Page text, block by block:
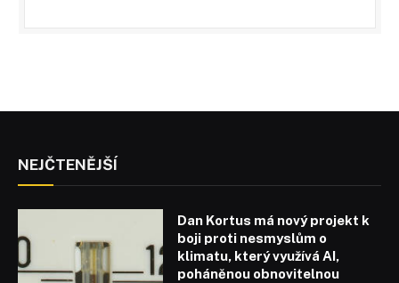
NEJČTENĚJŠÍ
Dan Kortus má nový projekt k
boji proti nesmyslům o
klimatu, který využívá AI,
poháněnou obnovitelnou